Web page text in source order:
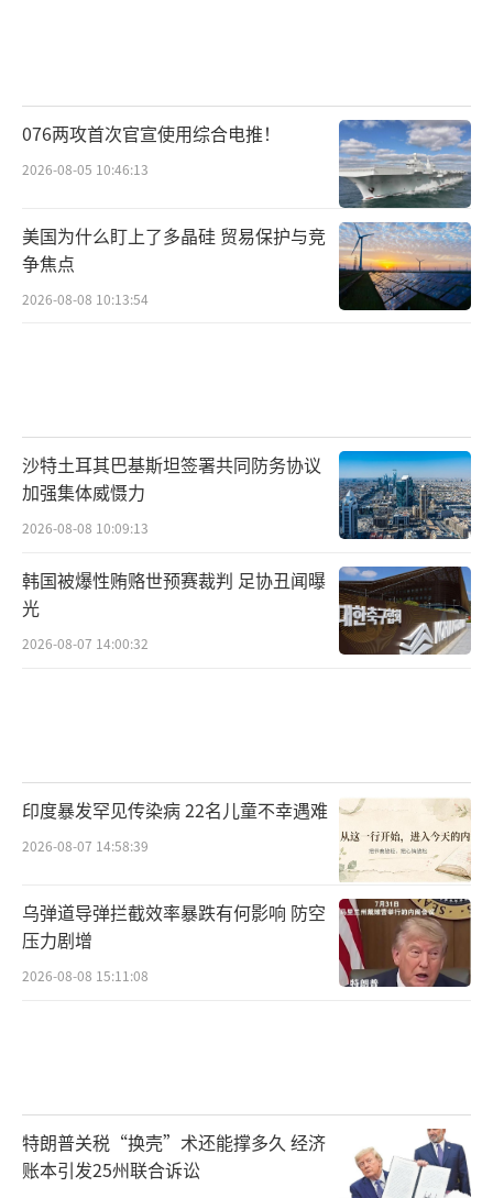
保护的情况下，才能在雷区执行危险任
务。“也就是说，只有在能够排除陆地和空中
威胁的情况下，才能部署扫雷部队。就像护卫
舰无法探测水雷一样，扫雷舰也无法进行空
战。”此外，该舰在霍尔木兹海峡的扫雷任务
还需要在德国宪法和德国联邦宪法法院裁决所
076两攻首次官宣使用综合电推！
2026-08-05 10:46:13
美国为什么盯上了多晶硅 贸易保护与竞
争焦点
2026-08-08 10:13:54
沙特土耳其巴基斯坦签署共同防务协议
加强集体威慑力
2026-08-08 10:09:13
韩国被爆性贿赂世预赛裁判 足协丑闻曝
光
2026-08-07 14:00:32
印度暴发罕见传染病 22名儿童不幸遇难
2026-08-07 14:58:39
乌弹道导弹拦截效率暴跌有何影响 防空
压力剧增
2026-08-08 15:11:08
特朗普关税“换壳”术还能撑多久 经济
账本引发25州联合诉讼